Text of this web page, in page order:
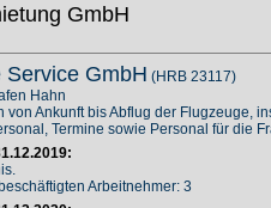
GmbH
GmbH (HRB 23117)
Hahn
von Ankunft bis Abflug der Flugzeuge,
Termine sowie Personal für die
Arbeitnehmer: 3